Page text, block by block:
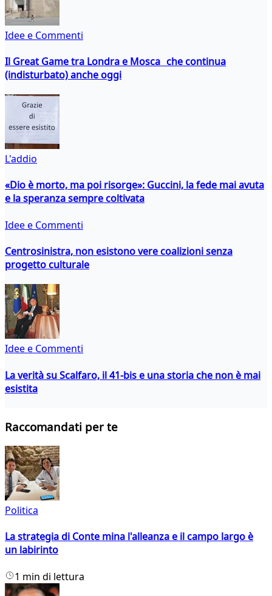
Idee e Commenti
Il Great Game tra Londra e Mosca che continua
(indisturbato) anche oggi
L'addio
«Dio è morto, ma poi risorge»: Guccini, la fede mai avuta
e la speranza sempre coltivata
Idee e Commenti
Centrosinistra, non esistono vere coalizioni senza
progetto culturale
Idee e Commenti
La verità su Scalfaro, il 41-bis e una storia che non è mai
esistita
Raccomandati per te
Politica
La strategia di Conte mina l'alleanza e il campo largo è
un labirinto
1 min di lettura